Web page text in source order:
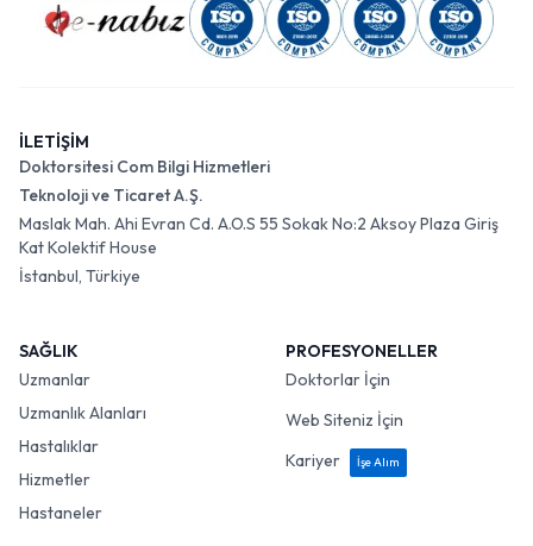
İLETİŞİM
Doktorsitesi Com Bilgi Hizmetleri
Teknoloji ve Ticaret A.Ş.
Maslak Mah. Ahi Evran Cd. A.O.S 55 Sokak No:2 Aksoy Plaza Giriş
Kat Kolektif House
İstanbul, Türkiye
SAĞLIK
Uzmanlar
Uzmanlık Alanları
Hastalıklar
Hizmetler
Hastaneler
PROFESYONELLER
Doktorlar İçin
Web Siteniz İçin
Kariyer
İşe Alım